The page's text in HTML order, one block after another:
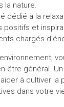
la nature.
dédié à la
positifs et
chargés
être général.
à cultiver la
dans votre